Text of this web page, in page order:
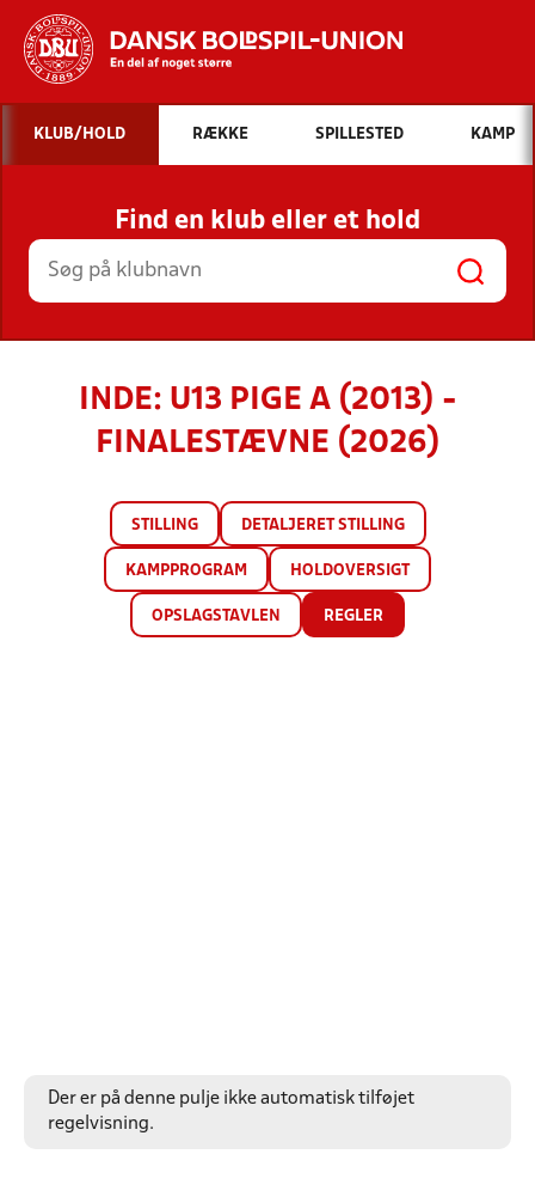
Hvad vil du søge efter?
INDHOLD OG NYHEDER
STILLINGER, RESULTATER, KLUBBER OG
HOLD
KLUB/HOLD RÆKKE SPILLESTED KAMP
Find en klub eller et hold
INDE: U13 PIGE A (2013) -
FINALESTÆVNE (2026)
STILLING DETALJERET STILLING
KAMPPROGRAM HOLDOVERSIGT
OPSLAGSTAVLEN REGLER
Der er på denne pulje ikke automatisk tilføjet
regelvisning.